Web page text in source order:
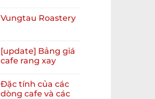
Vungtau Roastery
[update] Bảng giá
cafe rang xay
Đặc tính của các
dòng cafe và các